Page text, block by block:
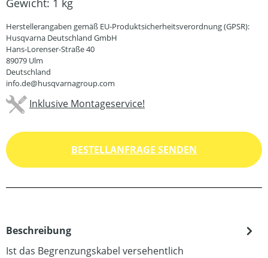
Gewicht: 1 kg
Herstellerangaben gemäß EU-Produktsicherheitsverordnung (GPSR):
Husqvarna Deutschland GmbH
Hans-Lorenser-Straße 40
89079 Ulm
Deutschland
info.de@husqvarnagroup.com
Inklusive Montageservice!
BESTELLANFRAGE SENDEN
Beschreibung
Ist das Begrenzungskabel versehentlich